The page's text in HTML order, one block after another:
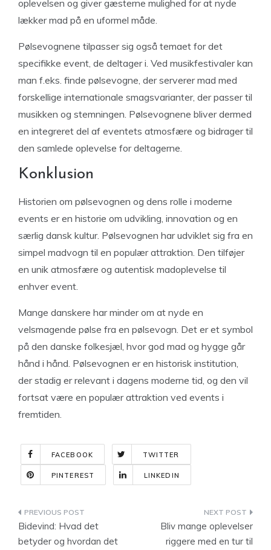
oplevelsen og giver gæsterne mulighed for at nyde
lækker mad på en uformel måde.
Pølsevognene tilpasser sig også temaet for det
specifikke event, de deltager i. Ved musikfestivaler kan
man f.eks. finde pølsevogne, der serverer mad med
forskellige internationale smagsvarianter, der passer til
musikken og stemningen. Pølsevognene bliver dermed
en integreret del af eventets atmosfære og bidrager til
den samlede oplevelse for deltagerne.
Konklusion
Historien om pølsevognen og dens rolle i moderne
events er en historie om udvikling, innovation og en
særlig dansk kultur. Pølsevognen har udviklet sig fra en
simpel madvogn til en populær attraktion. Den tilføjer
en unik atmosfære og autentisk madoplevelse til
enhver event.
Mange danskere har minder om at nyde en
velsmagende pølse fra en pølsevogn. Det er et symbol
på den danske folkesjæl, hvor god mad og hygge går
hånd i hånd. Pølsevognen er en historisk institution,
der stadig er relevant i dagens moderne tid, og den vil
fortsat være en populær attraktion ved events i
fremtiden.
FACEBOOK TWITTER
PINTEREST LINKEDIN
Indlægsnavigation
Bidevind: Hvad det
betyder og hvordan det
Bliv mange oplevelser
riggere med en tur til